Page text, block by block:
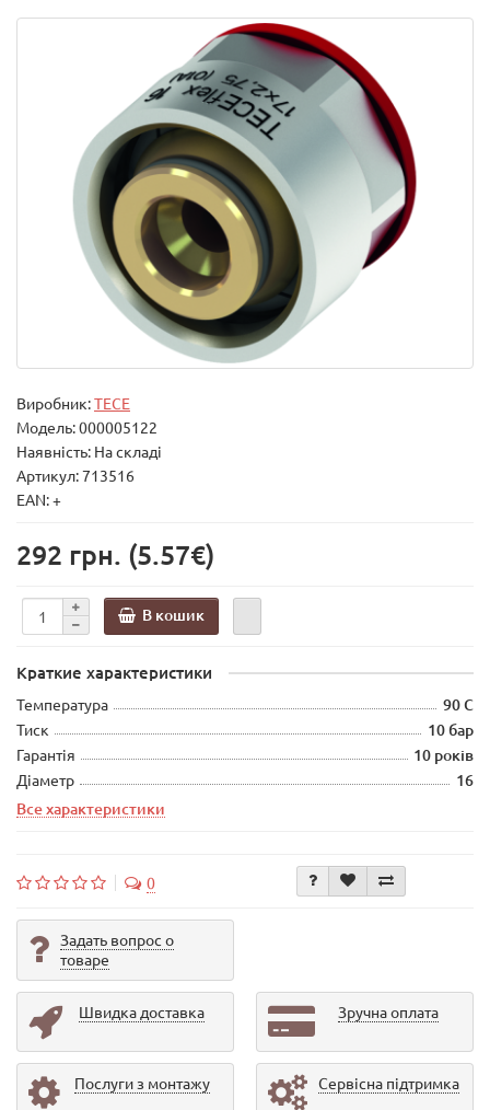
Виробник:TECE
Модель:000005122
Наявність: На складі
Артикул: 713516
EAN: +
292 грн. (5.57€)
В кошик
Краткие характеристики
Температура 90 С
Тиск 10 бар
Гарантія 10 років
Діаметр
16
Все характеристики
0
Задать вопрос о
товаре
Швидка доставка Зручна оплата
Послуги з монтажу Сервісна підтримка